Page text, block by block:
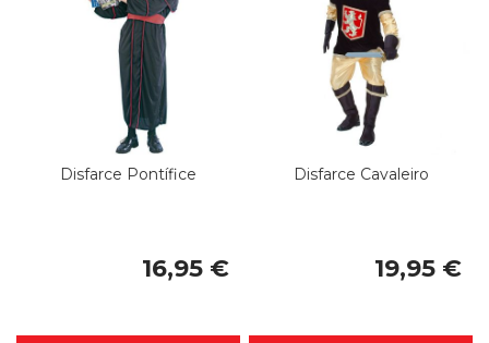
Disfarce Pontífice
16,95 €
Disfarce Cavaleiro
19,95 €